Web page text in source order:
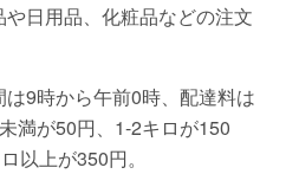
日用品、化粧品などの注文
9時から午前0時、配達料は
満が50円、1-2キロが150
以上が350円。